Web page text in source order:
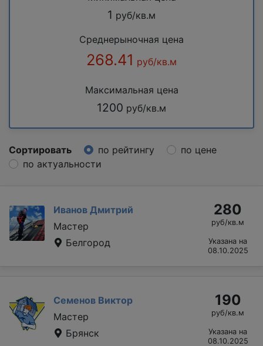
1 руб/кв.м
Среднерыночная цена
268.41 руб/кв.м
Максимальная цена
1200 руб/кв.м
Сортировать по рейтингу
по цене
по актуальности
Иванов Дмитрий
Мастер
Белгород
280
руб/кв.м
Указана на
08.10.2025
Семенов Виктор
Мастер
Брянск
190
руб/кв.м
Указана на
08.10.2025